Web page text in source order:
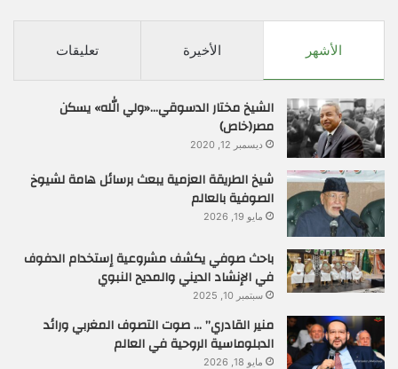
الأشهر الأخيرة تعليقات
الشيخ مختار الدسوقي…«ولي الله» يسكن
مصر(خاص)
ديسمبر 12, 2020
شيخ الطريقة العزمية يبعث برسائل هامة لشيوخ
الصوفية بالعالم
مايو 19, 2026
باحث صوفي يكشف مشروعية إستخدام الدفوف
في الإنشاد الديني والمديح النبوي
سبتمبر 10, 2025
منير القادري” … صوت التصوف المغربي ورائد
الدبلوماسية الروحية في العالم
مايو 18, 2026